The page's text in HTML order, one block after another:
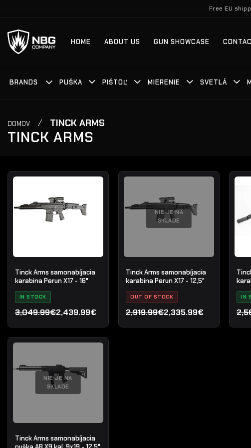
content
Free EU
HOME ABOUT US GUN SHOWCASE
BRANDS PUŠKA PIŠTOĽ MIERENIE SVETLÁ
DOMOV / TINCK ARMS
TINCK ARMS
Tinck Arms samonabíjacia
karabina Perun X17 - 16"
IN STOCK
3,049.99€
Pôvodná
cena
bola:
2,439.99€
Aktuálna
cena
je:
NIE JE NA
SKLADE
Tinck Arms samonabíjacia
karabina Perun X17 - 12,5"
OUT OF STOCK
2,919.99€
Pôvodná
cena
2,335.99€
Aktuálna
cena
kal.
IN
NIE JE NA
SKLADE
Tinck Arms samonabíjacia